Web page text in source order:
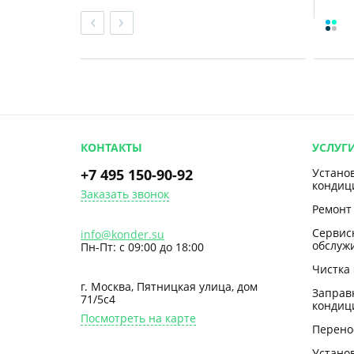
КОНТАКТЫ
+7 495 150-90-92
Заказать звонок
info@konder.su
Пн-Пт: с 09:00 до 18:00
г. Москва, Пятницкая улица, дом
71/5с4
Посмотреть на карте